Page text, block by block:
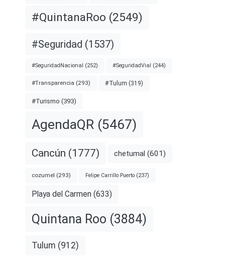
#QuintanaRoo (2549)
#Seguridad (1537)
#SeguridadNacional (252) #SeguridadVial (244)
#Transparencia (293) #Tulum (319)
#Turismo (393)
AgendaQR (5467)
Cancún (1777) chetumal (601)
cozumel (293) Felipe Carrillo Puerto (237)
Playa del Carmen (633)
Quintana Roo (3884)
Tulum (912)